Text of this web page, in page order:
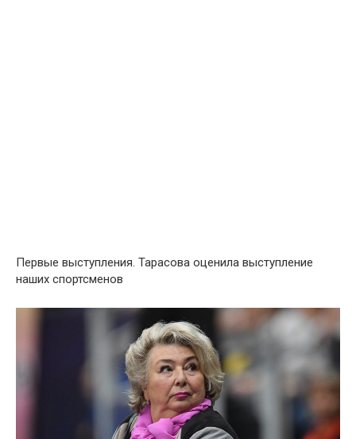
Первые выступления. Тарасова оценила выступление
наших спортсменов